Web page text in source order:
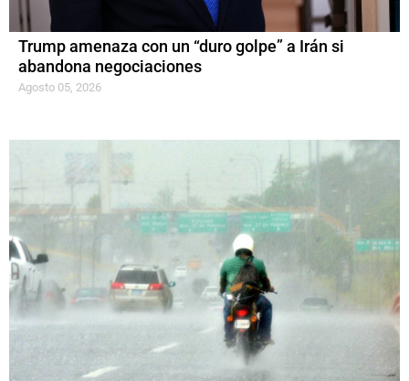
Trump amenaza con un “duro golpe” a Irán si
abandona negociaciones
Agosto 05, 2026